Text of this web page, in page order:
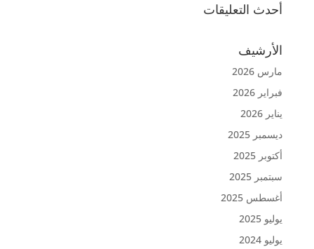
أحدث التعليقات
الأرشيف
مارس 2026
فبراير 2026
يناير 2026
ديسمبر 2025
أكتوبر 2025
سبتمبر 2025
أغسطس 2025
يوليو 2025
يوليو 2024